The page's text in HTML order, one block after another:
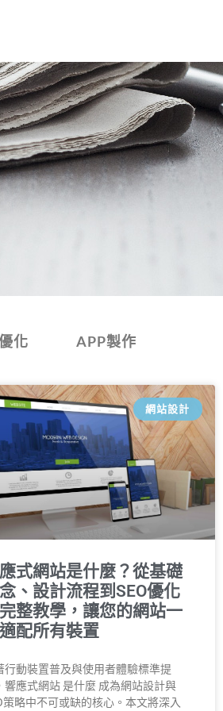
化 APP製作
網站設計
式網站是什麼？從基礎
、設計流程到SEO優化
整教學，讓您的網站一
配所有裝置
行動裝置普及與使用者體驗標準提
響應式網站 是什麼 成為網站設計與
策略中不可或缺的核心。本文將深入